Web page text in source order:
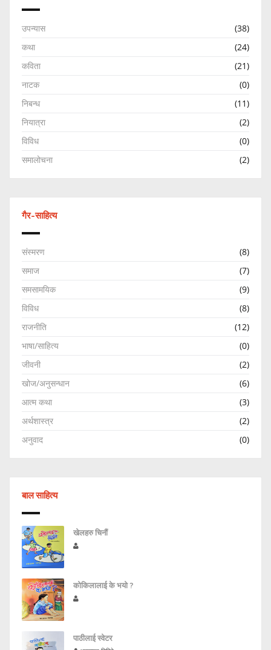
उपन्यास
(38)
कथा
(24)
कविता
(21)
नाटक
(0)
निबन्ध
(11)
नियात्रा
(2)
विविध
(0)
समालोचना
(2)
गैर-साहित्य
संस्मरण
(8)
समाज
(7)
समसामयिक
(9)
विविध
(8)
राजनीति
(12)
भाषा/साहित्य
(0)
जीवनी
(2)
खोज/अनुसन्धान
(6)
आत्म कथा
(3)
अर्थशास्त्र
(2)
अनुवाद
(0)
बाल साहित्य
खेलहरु चिनौं
कोकिलालाई के भयो ?
पाठीलाई स्वेटर